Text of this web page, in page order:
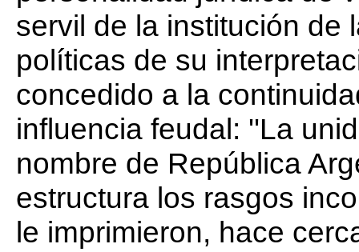
servil de la institución de
políticas de su
concedido a la
influencia feudal: ''La
nombre de República
estructura los rasgos
le imprimieron, hace